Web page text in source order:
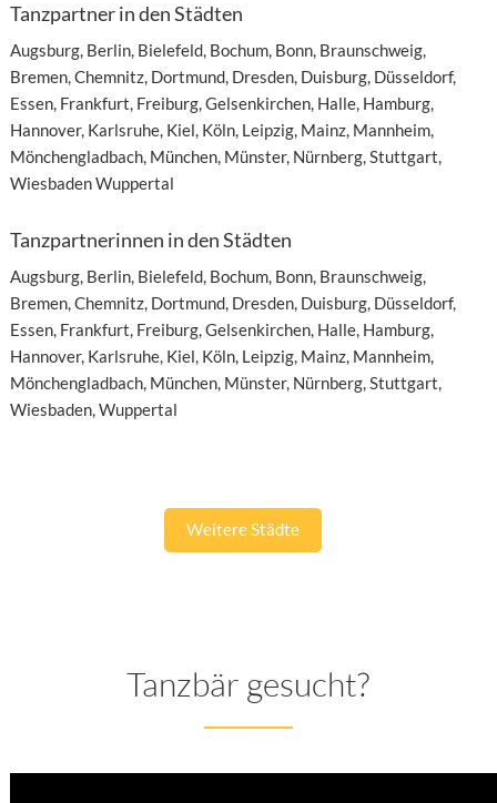
Tanzpartner in den Städten
Augsburg, Berlin, Bielefeld, Bochum, Bonn, Braunschweig,
Bremen,Chemnitz, Dortmund, Dresden, Duisburg, Düsseldorf,
Essen, Frankfurt, Freiburg,Gelsenkirchen, Halle, Hamburg,
Hannover, Karlsruhe, Kiel, Köln, Leipzig, Mainz, Mannheim,
Mönchengladbach, München, Münster, Nürnberg,Stuttgart,
WiesbadenWuppertal
Tanzpartnerinnen in den Städten
Augsburg, Berlin, Bielefeld, Bochum, Bonn, Braunschweig,
Bremen, Chemnitz, Dortmund, Dresden, Duisburg, Düsseldorf,
Essen, Frankfurt Freiburg, Gelsenkirchen, Halle, Hamburg,
Hannover, Karlsruhe, Kiel Köln, Leipzig, Mainz, Mannheim,
Mönchengladbach, München, Münster, Nürnberg, Stuttgart
Wiesbaden, Wuppertal
Weitere Städte
Tanzbär gesucht?